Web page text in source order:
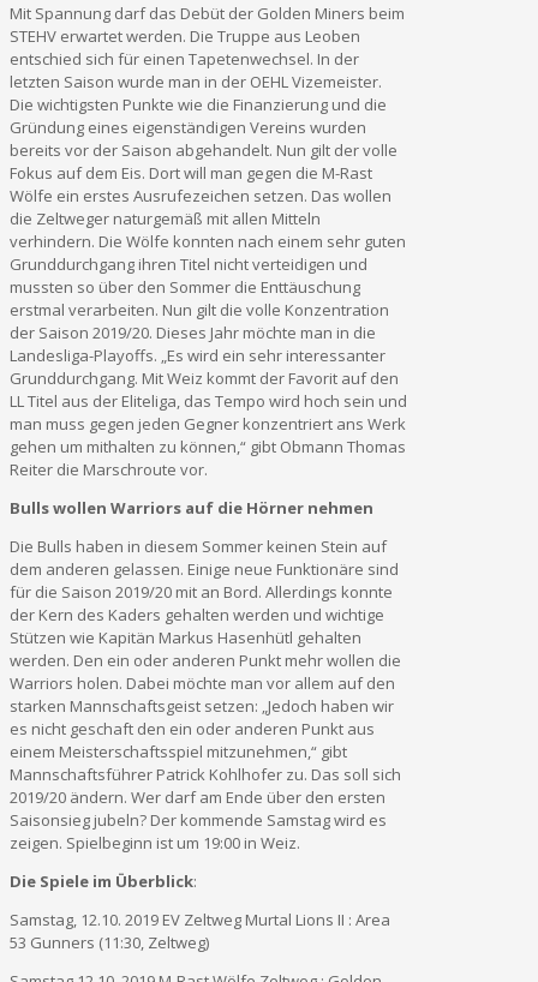
Mit Spannung darf das Debüt der Golden Miners beim
STEHV erwartet werden. Die Truppe aus Leoben
entschied sich für einen Tapetenwechsel. In der
letzten Saison wurde man in der OEHL Vizemeister.
Die wichtigsten Punkte wie die Finanzierung und die
Gründung eines eigenständigen Vereins wurden
bereits vor der Saison abgehandelt. Nun gilt der volle
Fokus auf dem Eis. Dort will man gegen die M-Rast
Wölfe ein erstes Ausrufezeichen setzen. Das wollen
die Zeltweger naturgemäß mit allen Mitteln
verhindern. Die Wölfe konnten nach einem sehr guten
Grunddurchgang ihren Titel nicht verteidigen und
mussten so über den Sommer die Enttäuschung
erstmal verarbeiten. Nun gilt die volle Konzentration
der Saison 2019/20. Dieses Jahr möchte man in die
Landesliga-Playoffs. „Es wird ein sehr interessanter
Grunddurchgang. Mit Weiz kommt der Favorit auf den
LL Titel aus der Eliteliga, das Tempo wird hoch sein und
man muss gegen jeden Gegner konzentriert ans Werk
gehen um mithalten zu können,“ gibt Obmann Thomas
Reiter die Marschroute vor.
Bulls wollen Warriors auf die Hörner nehmen
Die Bulls haben in diesem Sommer keinen Stein auf
dem anderen gelassen. Einige neue Funktionäre sind
für die Saison 2019/20 mit an Bord. Allerdings konnte
der Kern des Kaders gehalten werden und wichtige
Stützen wie Kapitän Markus Hasenhütl gehalten
werden. Den ein oder anderen Punkt mehr wollen die
Warriors holen. Dabei möchte man vor allem auf den
starken Mannschaftsgeist setzen: „Jedoch haben wir
es nicht geschaft den ein oder anderen Punkt aus
einem Meisterschaftsspiel mitzunehmen,“ gibt
Mannschaftsführer Patrick Kohlhofer zu. Das soll sich
2019/20 ändern. Wer darf am Ende über den ersten
Saisonsieg jubeln? Der kommende Samstag wird es
zeigen. Spielbeginn ist um 19:00 in Weiz.
Die Spiele im Überblick:
Samstag, 12.10. 2019 EV Zeltweg Murtal Lions II : Area
53 Gunners (11:30, Zeltweg)